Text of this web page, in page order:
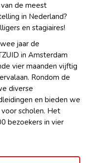
de meest
in Nederland?
en stagiaires!
jaar de
in Amsterdam
vier maanden vijftig
Rondom de
diverse
en bieden we
scholen. Het
bezoekers in vier